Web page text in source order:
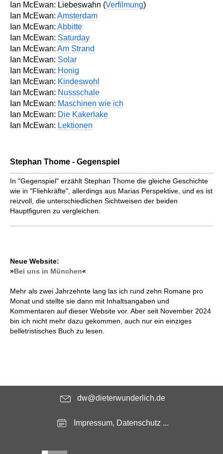
Ian McEwan: Liebeswahn (Verfilmung)
Ian McEwan: Amsterdam
Ian McEwan: Abbitte
Ian McEwan: Saturday
Ian McEwan: Am Strand
Ian McEwan: Solar
Ian McEwan: Honig
Ian McEwan: Kindeswohl
Ian McEwan: Nussschale
Ian McEwan: Maschinen wie ich
Ian McEwan: Die Kakerlake
Ian McEwan: Lektionen
Stephan Thome - Gegenspiel
In "Gegenspiel" erzählt Stephan Thome die gleiche Geschichte
wie in "Fliehkräfte", allerdings aus Marias Perspektive, und es ist
reizvoll, die unterschiedlichen Sichtweisen der beiden
Hauptfiguren zu vergleichen.
Neue Website:
»Bei uns in München«
Mehr als zwei Jahrzehnte lang las ich rund zehn Romane pro
Monat und stellte sie dann mit Inhaltsangaben und
Kommentaren auf dieser Website vor. Aber seit November 2024
bin ich nicht mehr dazu gekommen, auch nur ein einziges
belletristisches Buch zu lesen.
dw@dieterwunderlich.de
Impressum, Datenschutz ...